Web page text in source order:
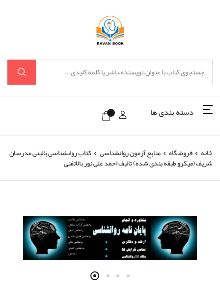
دسته بندی ها
خانه فروشگاه منابع آزمون روانشناسی کتاب روانشناسی بالینی مدرسان
شریف (میکرو طبقه بندی شده) تالیف احمد علی نور بالاتفتی